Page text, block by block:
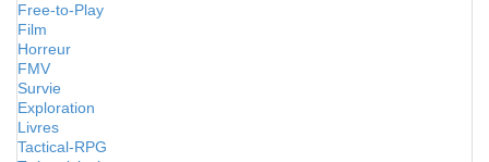
Free-to-Play
Film
Horreur
FMV
Survie
Exploration
Livres
Tactical-RPG